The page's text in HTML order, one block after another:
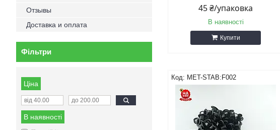
45 ₴/упаковка
В наявності
Купити
MET-STAB:F002
Отзывы
Доставка и оплата
Фільтри
Ціна
В наявності